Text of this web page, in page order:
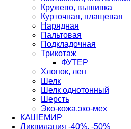
Кружево, вышивка
Курточная, плащевая
Нарядная
Пальтовая
Подкладочная
Трикотаж
ФУТЕР
Хлопок, лен
Шелк
Шелк однотонный
Шерсть
Эко-кожа,эко-мех
КАШЕМИР
Ликвидация -40%, -50%